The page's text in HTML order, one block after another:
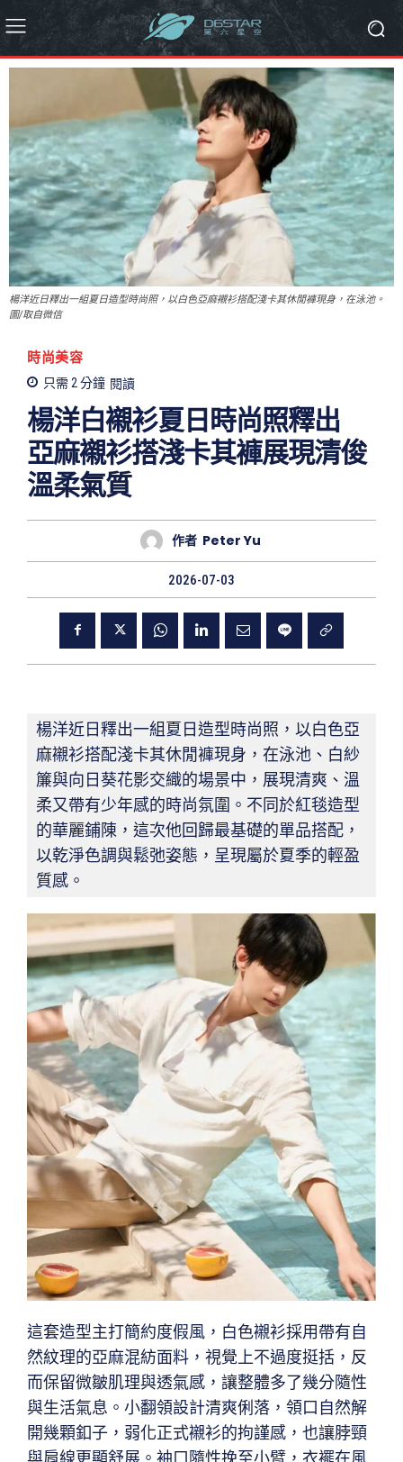
楊洋近日釋出一組夏日造型時尚照，以白色亞麻襯衫搭配淺卡其休閒褲現身，在泳池。
圖/取自微信
時尚美容
只需 2分鐘 閱讀
楊洋白襯衫夏日時尚照釋出
亞麻襯衫搭淺卡其褲展現清俊
溫柔氣質
作者 Peter Yu
2026-07-03
楊洋近日釋出一組夏日造型時尚照，以白色亞
麻襯衫搭配淺卡其休閒褲現身，在泳池、白紗
簾與向日葵花影交織的場景中，展現清爽、溫
柔又帶有少年感的時尚氛圍。不同於紅毯造型
的華麗鋪陳，這次他回歸最基礎的單品搭配，
以乾淨色調與鬆弛姿態，呈現屬於夏季的輕盈
質感。
這套造型主打簡約度假風，白色襯衫採用帶有自
然紋理的亞麻混紡面料，視覺上不過度挺括，反
而保留微皺肌理與透氣感，讓整體多了幾分隨性
與生活氣息。小翻領設計清爽俐落，領口自然解
開幾顆釦子，弱化正式襯衫的拘謹感，也讓脖頸
與肩線更顯舒展。袖口隨性挽至小臂，衣襬在風